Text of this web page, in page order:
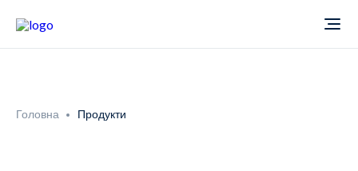
Новини
Головна Продукти